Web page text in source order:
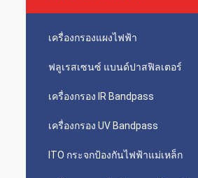
เครื่องกรองแผงไฟฟ้า
ฟลูเรสเซนซ์ แบนด์ปาสฟิลเตอร์
เครื่องกรอง IR Bandpass
เครื่องกรอง UV Bandpass
ITO กระจกป้องกันไฟฟ้าแม่เหล็ก